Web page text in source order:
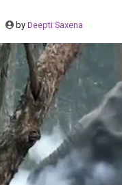
by Deepti Saxena